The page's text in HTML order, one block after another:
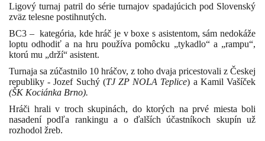
Ligový turnaj patril do série turnajov spadajúcich pod Slovenský
zväz telesne postihnutých.
BC3 – kategória, kde hráč je v boxe s asistentom, sám nedokáže
loptu odhodiť a na hru používa pomôcku „tykadlo“ a „rampu“,
ktorú mu „drží“ asistent.
Turnaja sa zúčastnilo 10 hráčov, z toho dvaja pricestovali z Českej
republiky - Jozef Suchý (TJ ZP NOLA Teplice) a Kamil Vašíček
(ŠK Kociánka Brno).
Hráči hrali v troch skupinách, do ktorých na prvé miesta boli
nasadení podľa rankingu a o ďalších účastníkoch skupín už
rozhodol žreb.